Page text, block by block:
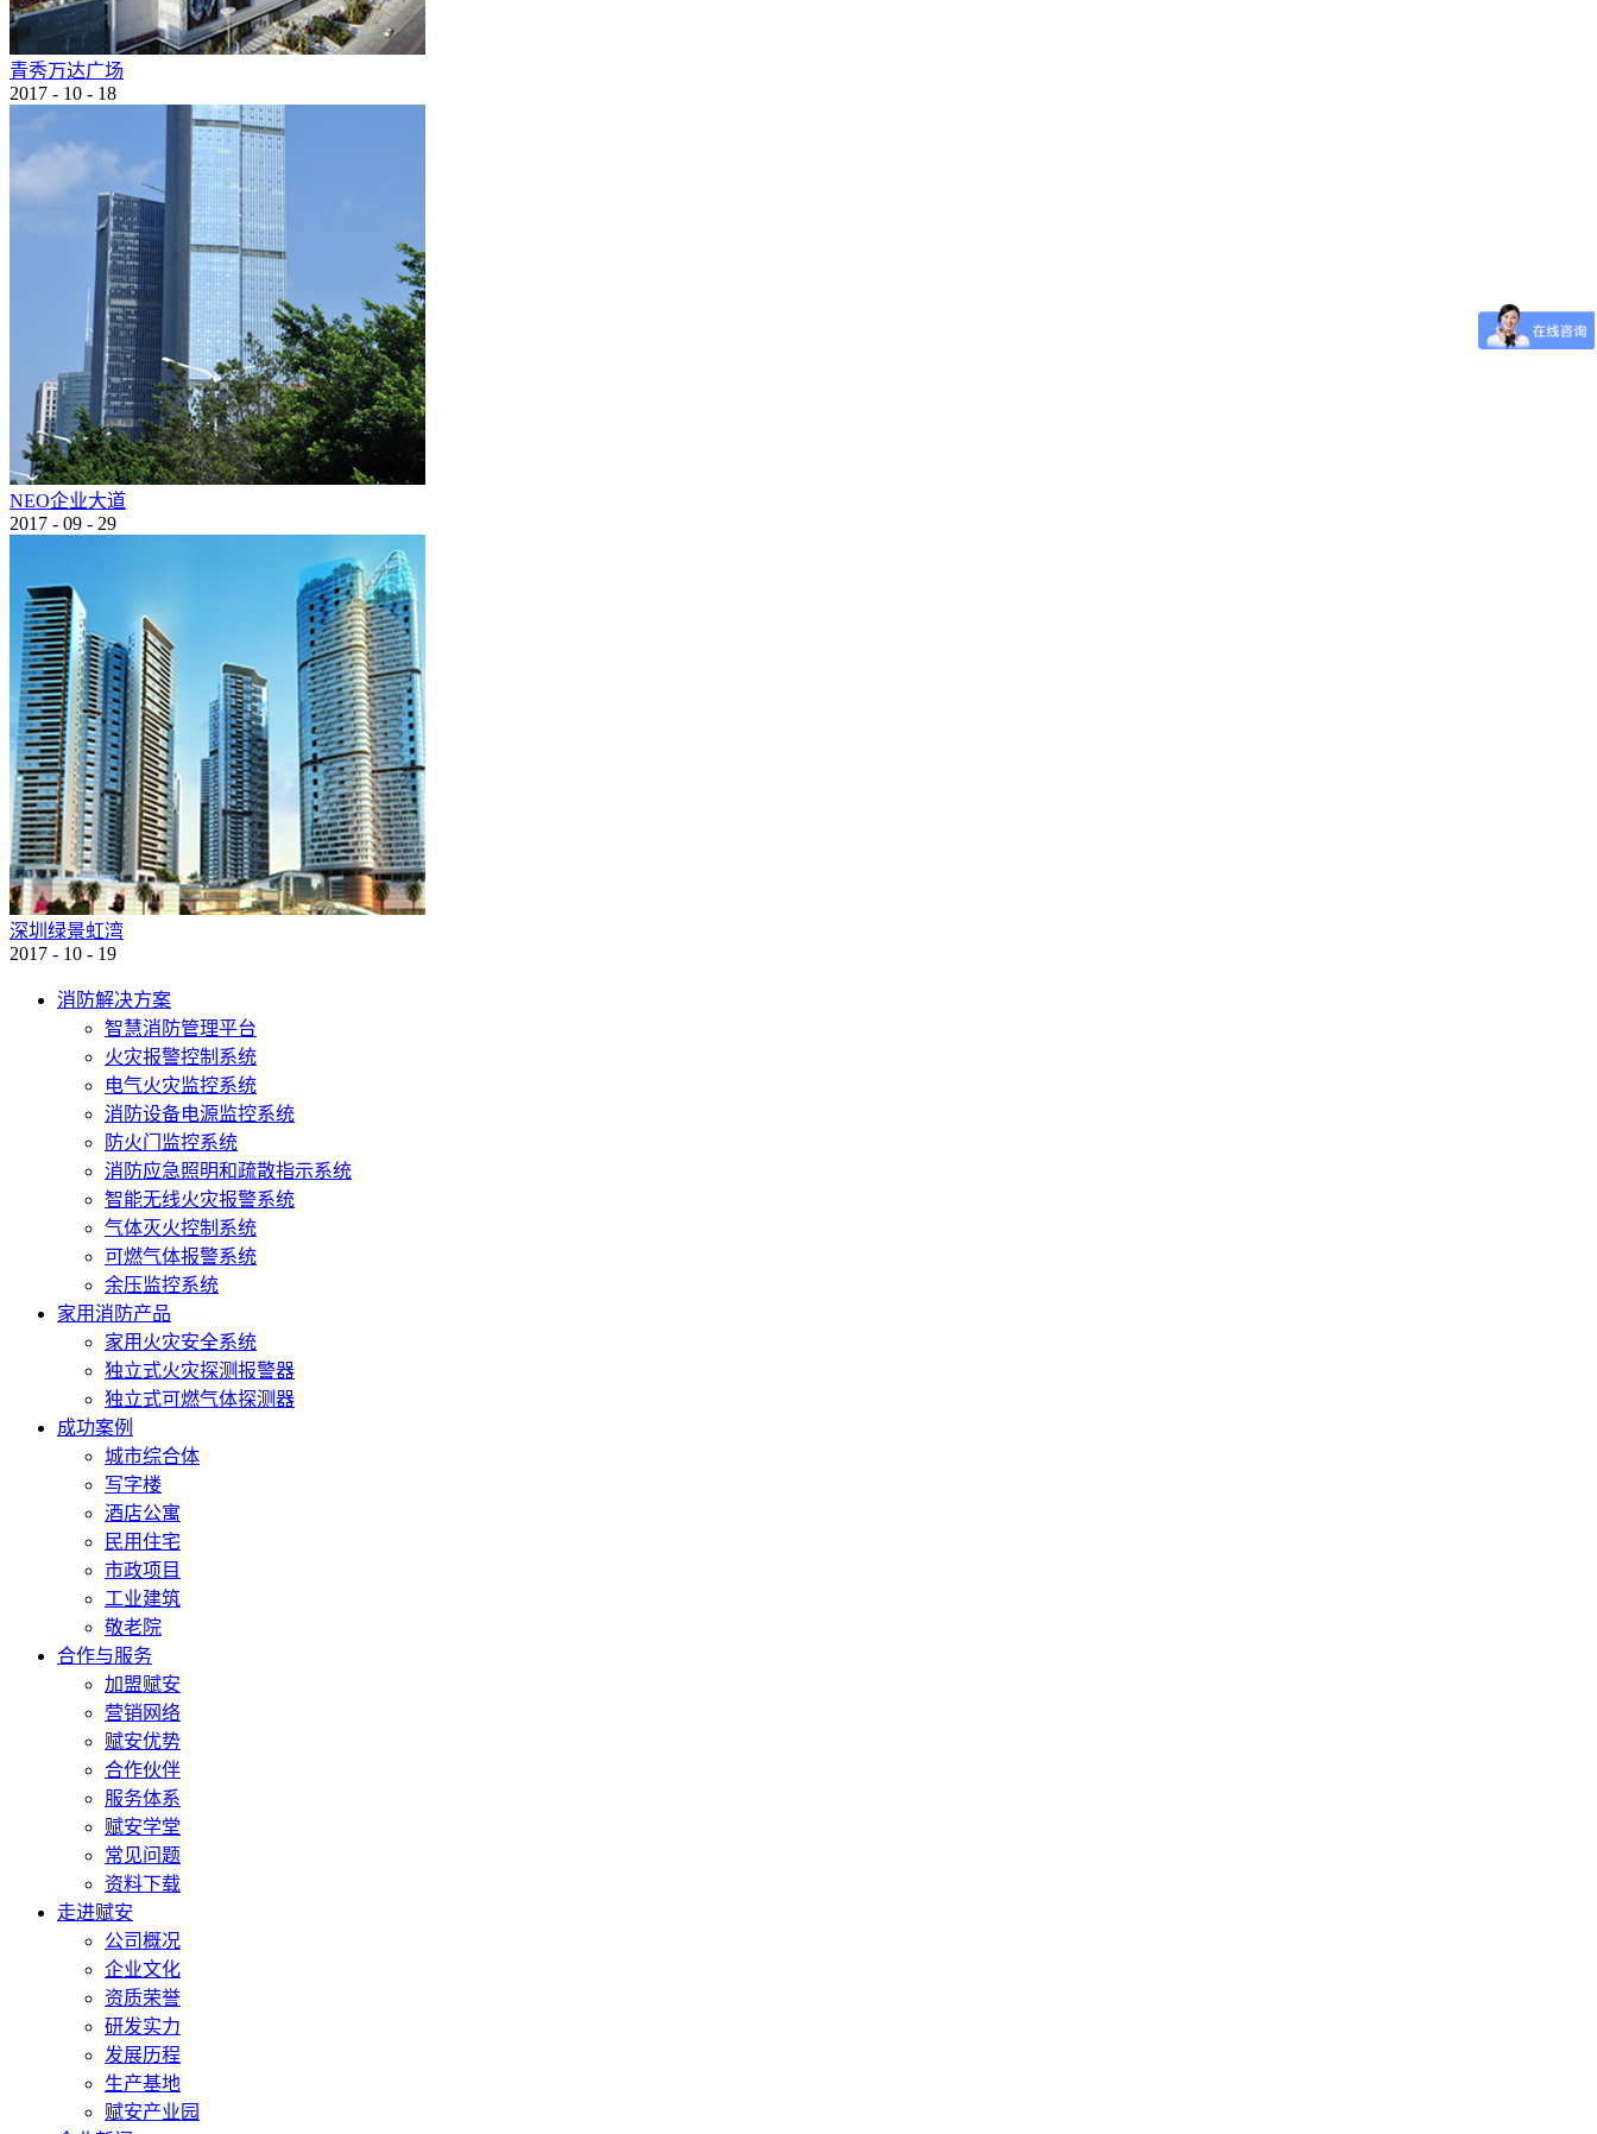
青秀万达广场
2017 - 10 - 18
NEO企业大道
2017 - 09 - 29
深圳绿景虹湾
2017 - 10 - 19
消防解决方案
智慧消防管理平台
火灾报警控制系统
电气火灾监控系统
消防设备电源监控系统
防火门监控系统
消防应急照明和疏散指示系统
智能无线火灾报警系统
气体灭火控制系统
可燃气体报警系统
余压监控系统
家用消防产品
家用火灾安全系统
独立式火灾探测报警器
独立式可燃气体探测器
成功案例
城市综合体
写字楼
酒店公寓
民用住宅
市政项目
工业建筑
敬老院
合作与服务
加盟赋安
营销网络
赋安优势
合作伙伴
服务体系
赋安学堂
常见问题
资料下载
走进赋安
公司概况
企业文化
资质荣誉
研发实力
发展历程
生产基地
赋安产业园